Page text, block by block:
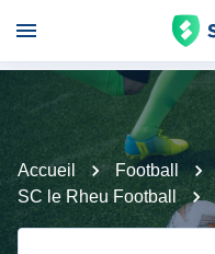
Accueil Football
SC le Rheu Football